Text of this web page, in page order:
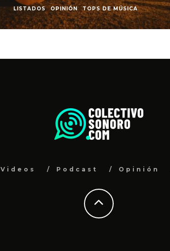
LISTADOS PLAYLISTS
Videos Podcast Opinión